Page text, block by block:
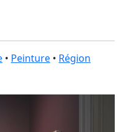
• Peinture • Région